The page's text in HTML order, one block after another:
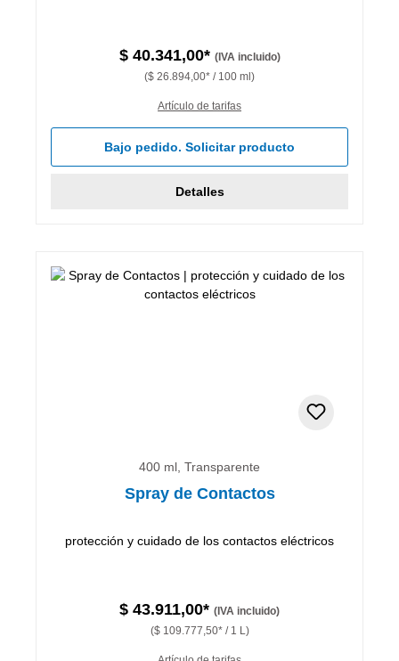
$ 40.341,00* (IVA incluido)
($ 26.894,00* / 100 ml)
Artículo de tarifas
Bajo pedido. Solicitar producto
Detalles
400 ml, Transparente
Spray de Contactos
protección y cuidado de los contactos eléctricos
$ 43.911,00* (IVA incluido)
($ 109.777,50* / 1 L)